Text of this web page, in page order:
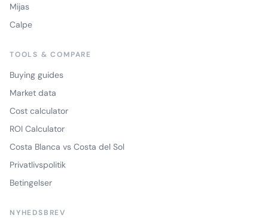
Mijas
Calpe
TOOLS & COMPARE
Buying guides
Market data
Cost calculator
ROI Calculator
Costa Blanca vs Costa del Sol
Privatlivspolitik
Betingelser
NYHEDSBREV